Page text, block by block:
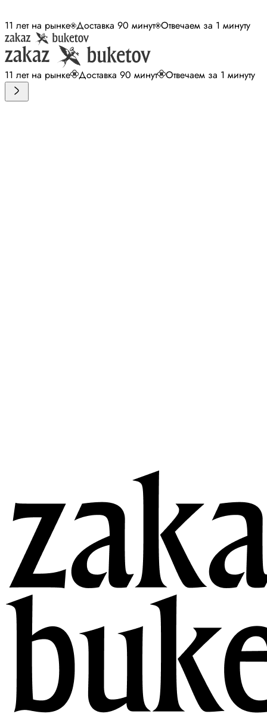
11 лет на рынке Доставка 90 минут Отвечаем за 1 минуту
11 лет на рынке Доставка 90 минут Отвечаем за 1 минуту